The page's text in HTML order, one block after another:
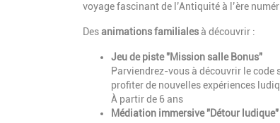
voyage fascinant de l’Antiquité à l’ère
Desanimations familialesà découvrir :
Jeu de piste "Mission salle Bonus"
Parviendrez-vous à découvrir le code
profiter de nouvelles expériences
À partir de 6 ans
Médiation immersive "Détour ludique"